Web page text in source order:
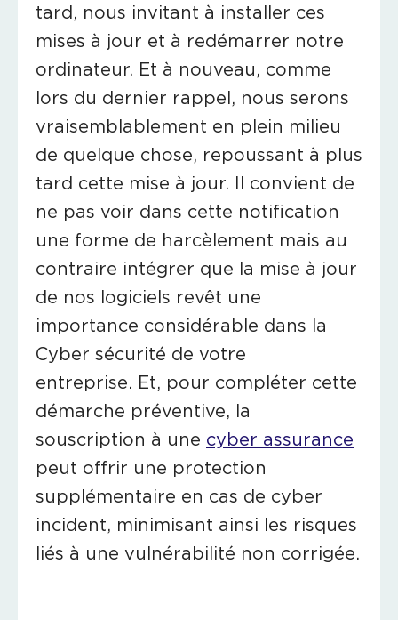
tard, nous invitant à installer ces
mises à jour et à redémarrer notre
ordinateur. Et à nouveau, comme
lors du dernier rappel, nous serons
vraisemblablement en plein milieu
de quelque chose, repoussant à plus
tard cette mise à jour. Il convient de
ne pas voir dans cette notification
une forme de harcèlement mais au
contraire intégrer que la mise à jour
de nos logiciels revêt une
importance considérable dans la
Cyber sécurité de votre
entreprise. Et, pour compléter cette
démarche préventive, la
souscription à une cyber assurance
peut offrir une protection
supplémentaire en cas de cyber
incident, minimisant ainsi les risques
liés à une vulnérabilité non corrigée.